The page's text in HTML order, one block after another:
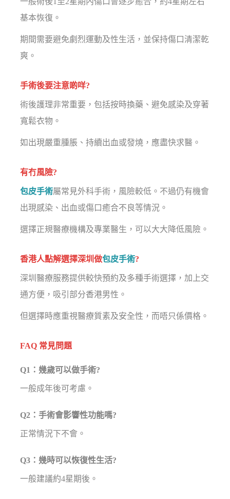
基本恢復。
期間需要避免劇烈運動及性生活，並保持傷口清潔乾
爽。
手術後要注意啲咩?
術後護理非常重要，包括按時換藥、避免感染及穿著
寬鬆衣物。
如出現嚴重腫脹、持續出血或發燒，應盡快求醫。
有冇風險?
包皮手術屬常見外科手術，風險較低。不過仍有機會
出現感染、出血或傷口癒合不良等情況。
選擇正規醫療機構及專業醫生，可以大大降低風險。
香港人點解選擇深圳做包皮手術?
深圳醫療服務提供較快預約及多種手術選擇，加上交
通方便，吸引部分香港男性。
但選擇時應重視醫療質素及安全性，而唔只係價格。
FAQ 常見問題
Q1：幾歲可以做手術?
一般成年後可考慮。
Q2：手術會影響性功能嗎?
正常情況下不會。
Q3：幾時可以恢復性生活?
一般建議約4星期後。